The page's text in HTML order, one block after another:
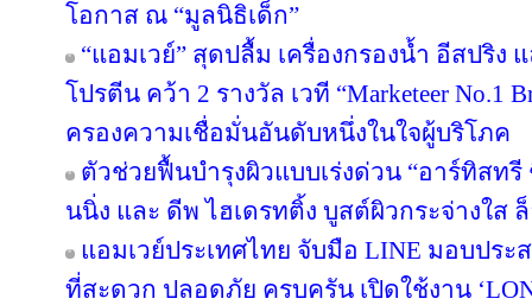
โอกาส ณ “มูลนิธิเด็ก”
“แอมเวย์” สุดปลื้ม เครื่องกรองน้ำ อีสปริง
โปรตีน คว้า 2 รางวัล เวที “Marketeer No.1
ครองความเชื่อมั่นอันดับหนึ่งในใจผู้บริโภค
ตัวช่วยฟื้นบำรุงผิวแบบเร่งด่วน “อาร์ทิสท
นนิ่ง และ ดีพ ไฮเดรทติ้ง บูสต์ผิวกระจ่างใส
แอมเวย์ประเทศไทย จับมือ LINE มอบปร
ที่สะดวก ปลอดภัย ครบครัน เปิดใช้งาน